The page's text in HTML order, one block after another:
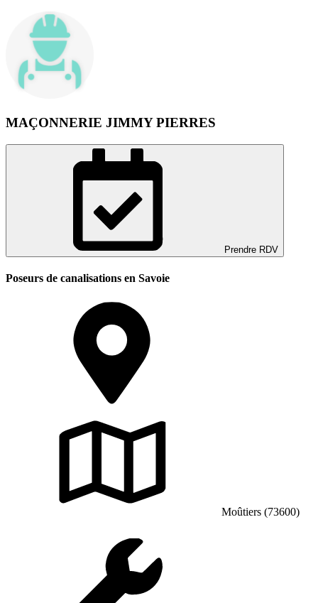
MAÇONNERIE JIMMY PIERRES
Prendre RDV
Poseurs de canalisations en Savoie
Moûtiers (73600)